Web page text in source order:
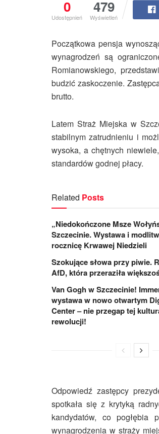
0
Udostępnień
479
Wyświetleń
Początkowa pensja
wynagrodzeń są
Romianowskiego,
budzić zaskoczenie.
brutto.
Latem Straż Miejska w
stabilnym zatrudnieniu i
wysoka, a chętnych
standardów godnej płacy.
Related Posts
„Niedokończone Msze
Szczecinie. Wystawa i
rocznicę Krwawej Niedzieli
Szokujące słowa przy piwie.
AfD, która przeraziła
Van Gogh w Szczecinie!
wystawa w nowo otwartym
Center – nie przegap tej
rewolucji!
Odpowiedź zastępcy
spotkała się z krytyką
kandydatów, co
wynagrodzenia w straży